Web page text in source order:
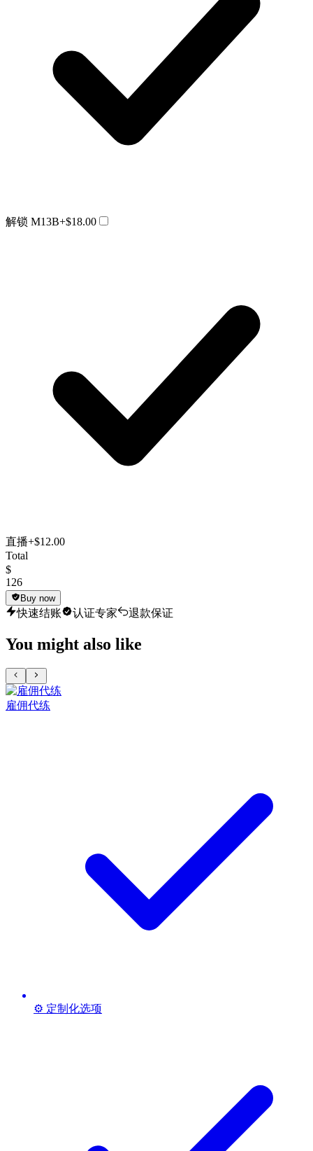
解锁 M13B+$18.00
直播+$12.00
Total
$
126
Buy now
快速结账 认证专家 退款保证
You might also like
雇佣代练
⚙️ 定制化选项